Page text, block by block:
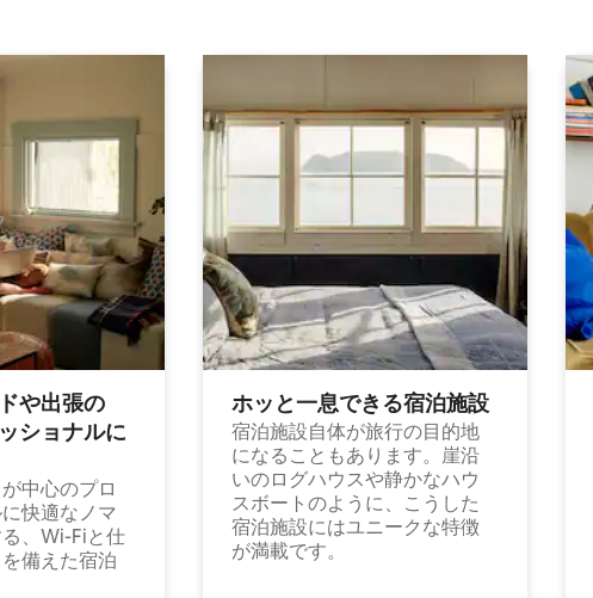
や出⁠張⁠の
シ⁠ョ⁠ナ⁠ル⁠に
中心のプロ
快適なノマ
、Wi-Fiと仕
備えた宿泊
ホッと一⁠息⁠で⁠き⁠る宿⁠泊施⁠設
宿泊施設自体が旅行の目的地
になることもあります。崖沿
いのログハウスや静かなハウ
スボートのように、こうした
宿泊施設にはユニークな特徴
が満載です。